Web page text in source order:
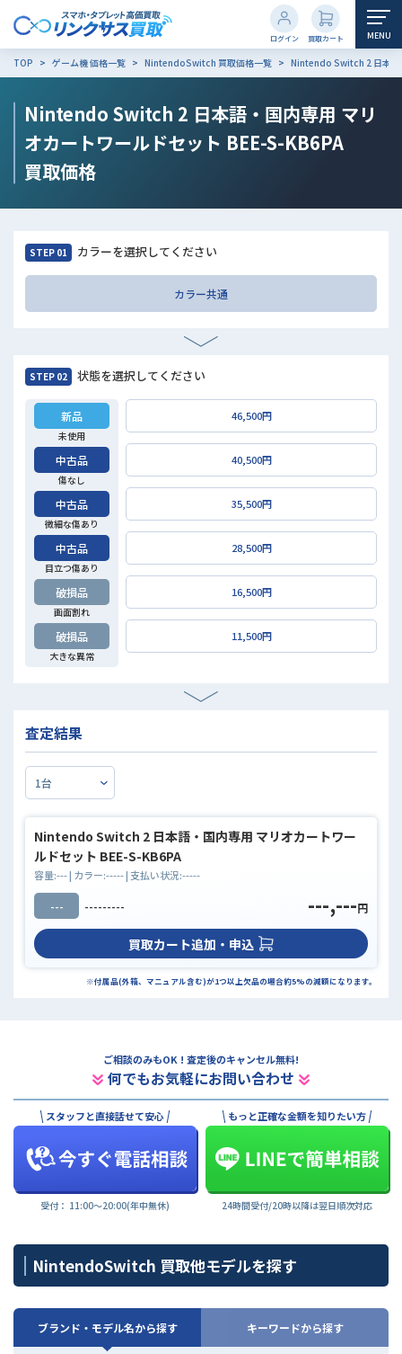
買取カート
ログイン MENU
TOP ゲーム機 価格一覧 NintendoSwitch 買取価格一覧 Nintendo Switch 2 日本語
Nintendo Switch 2 日本語・国内専用 マリ
オカートワールドセット BEE-S-KB6PA
買取価格
STEP 01 カラーを選択してください
カラー共通
STEP 02 状態を選択してください
新品
未使用
中古品
傷なし
中古品
微細な傷あり
中古品
目立つ傷あり
破損品
画面割れ
破損品
大きな異常
46,500円
40,500円
35,500円
28,500円
16,500円
11,500円
査定結果
Nintendo Switch 2 日本語・国内専用 マリオカートワー
ルドセット BEE-S-KB6PA
容量:---| カラー:-----| 支払い状況:-----
--- --------- ---,---円
買取カート追加・申込
※付属品(外箱、マニュアル含む)が1つ以上欠品の場合約5%の減額になります。
ご相談のみもOK ! 査定後のキャンセル無料!
何でもお気軽にお問い合わせ
スタッフと直接話せて安心
受付： 11:00〜20:00(年中無休)
もっと正確な金額を知りたい方
24時間受付/20時以降は翌日順次対応
NintendoSwitch 買取他モデルを探す
ブランド・モデル名から探す キーワードから探す